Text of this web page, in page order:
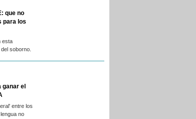
que no
para los
esta
soborno.
ganar el
entre los
no